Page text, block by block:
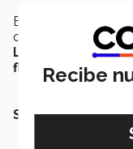
Estos proyectos y
contribuyen a la
Liderazgo,
florecimiento
SEGURAMENTE
Recibe